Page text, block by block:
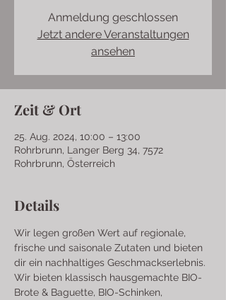
Anmeldung geschlossen
Jetzt andere Veranstaltungen
ansehen
Zeit & Ort
25. Aug. 2024, 10:00 – 13:00
Rohrbrunn, Langer Berg 34, 7572
Rohrbrunn, Österreich
Details
Wir legen großen Wert auf regionale,
frische und saisonale Zutaten und bieten
dir ein nachhaltiges Geschmackserlebnis.
Wir bieten klassisch hausgemachte BIO-
Brote & Baguette, BIO-Schinken,